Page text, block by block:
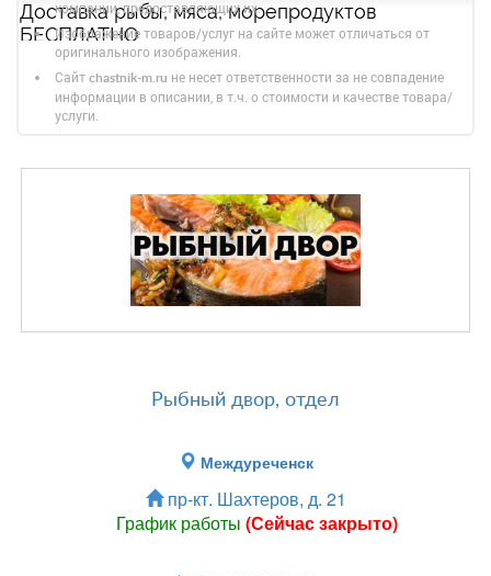
Доставка рыбы, мяса, морепродуктов
БЕСПЛАТНО
компании, предоставляющих их.
Изображение товаров/услуг на сайте может отличаться от
оригинального изображения.
Сайт chastnik-m.ru не несет ответственности за не совпадение
информации в описании, в т.ч. о стоимости и качестве товара/
услуги.
Рыбный двор, отдел
Междуреченск
пр-кт. Шахтеров, д. 21
График работы (Сейчас закрыто)